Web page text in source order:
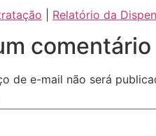
Relatório da
comentário
de e-mail não será